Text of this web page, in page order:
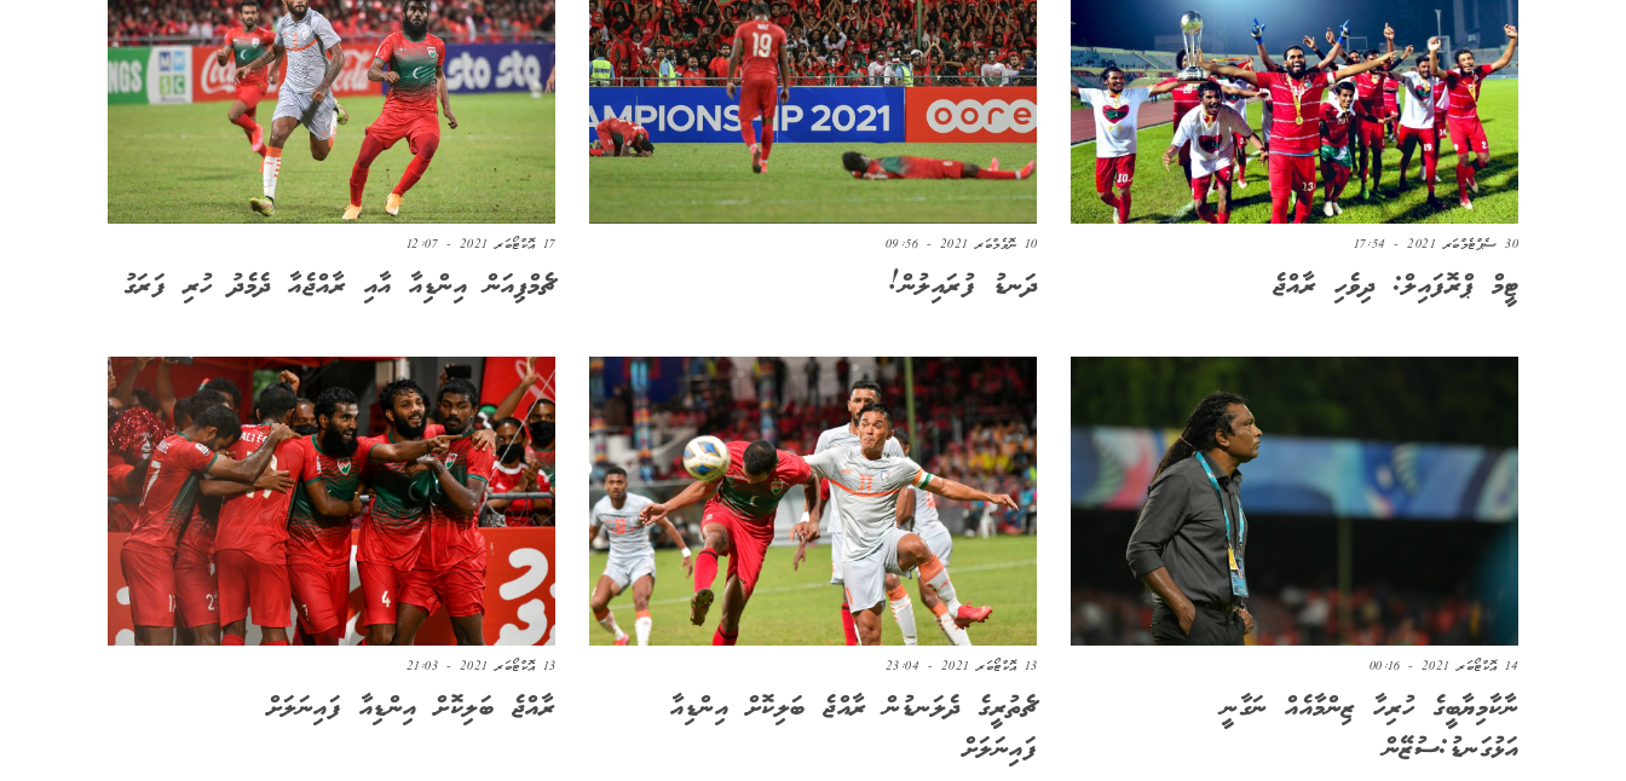
30 ސެޕްޓެމްބަރ 2021 - 17:54
ޓީމް ޕްރޮފައިލް: ދިވެހި ރާއްޖެ
10 ނޮވެމްބަރ 2021 - 09:56
ދަނޑު ފުރައިލުން!
17 އޮކްޓޯބަރ 2021 - 12:07
ޗެމްޕިއަން އިންޑިއާ އާއި ރާއްޖެއާ ދެމެދު ހުރި ފަރަގު
14 އޮކްޓޯބަރ 2021 - 00:16
ނާކާމިޔާބީގެ ހުރިހާ ޒިންމާއެއް ނަގާނީ
އަޅުގަނޑު:ސުޒޭން
13 އޮކްޓޯބަރ 2021 - 23:04
ޗެތުރީގެ ދެލަނޑުން ރާއްޖެ ބަލިކޮށް އިންޑިއާ
ފައިނަލަށް
13 އޮކްޓޯބަރ 2021 - 21:03
ރާއްޖެ ބަލިކޮށް އިންޑިއާ ފައިނަލަށް